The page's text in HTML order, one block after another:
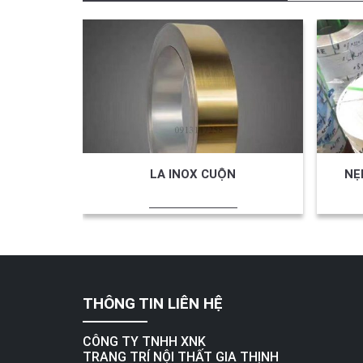
LA INOX CUỘN
THÔNG TIN LIÊN HỆ
CÔNG TY TNHH XNK
TRANG TRÍ NỘI THẤT GIA THỊNH